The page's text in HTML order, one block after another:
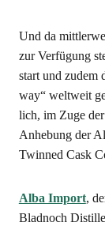
Und da
zur Ver­fü­gung
start und
way“ welt­weit
lich, im Zuge
Anhe­bung der
Twin­ned Cask
Alba Import,
Blad­noch